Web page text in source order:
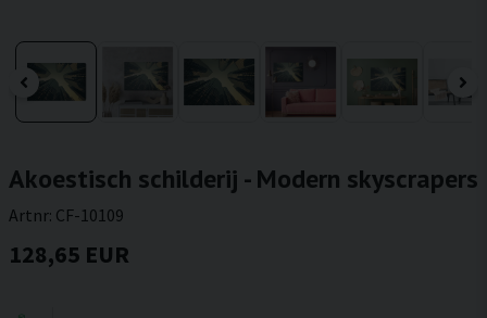
Akoestisch schilderij - Modern skyscrapers
Artnr: CF-10109
128,65 EUR